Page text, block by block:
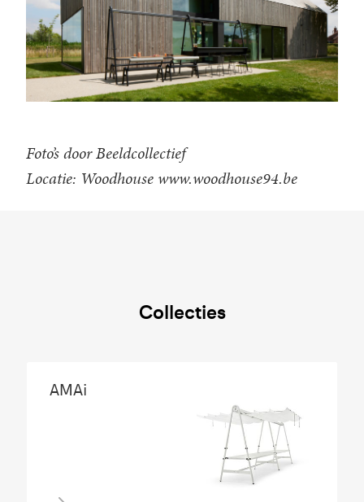
Foto’s door Beeldcollectief
Locatie: Woodhouse www.woodhouse94.be
Collecties
AMAi